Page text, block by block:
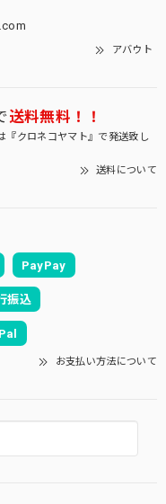
アバウト
送料無料！！
『クロネコヤマト』で発送致し
送料について
PayPay
振込
お支払い方法について